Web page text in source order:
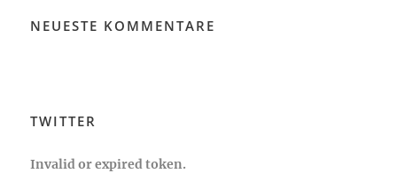
NEUESTE KOMMENTARE
TWITTER
Invalid or expired token.